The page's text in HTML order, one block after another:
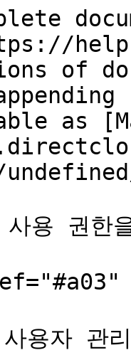
of
as
용 권한
용자 관